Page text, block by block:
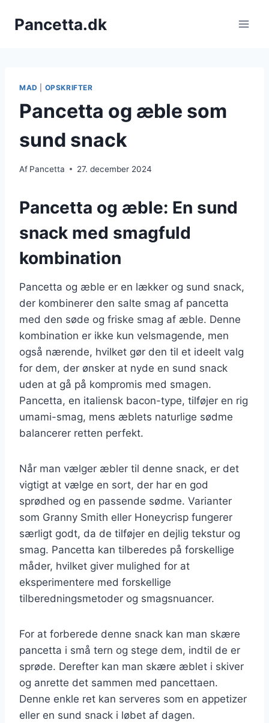
Pancetta.dk
MAD OPSKRIFTER
Pancetta og æble som
sund snack
Af Pancetta 27. december 2024
Pancetta og æble: En sund
snack med smagfuld
kombination
Pancetta og æble er en lækker og sund snack,
der kombinerer den salte smag af pancetta
med den søde og friske smag af æble. Denne
kombination er ikke kun velsmagende, men
også nærende, hvilket gør den til et ideelt valg
for dem, der ønsker at nyde en sund snack
uden at gå på kompromis med smagen.
Pancetta, en italiensk bacon-type, tilføjer en rig
umami-smag, mens æblets naturlige sødme
balancerer retten perfekt.
Når man vælger æbler til denne snack, er det
vigtigt at vælge en sort, der har en god
sprødhed og en passende sødme. Varianter
som Granny Smith eller Honeycrisp fungerer
særligt godt, da de tilføjer en dejlig tekstur og
smag. Pancetta kan tilberedes på forskellige
måder, hvilket giver mulighed for at
eksperimentere med forskellige
tilberedningsmetoder og smagsnuancer.
For at forberede denne snack kan man skære
pancetta i små tern og stege dem, indtil de er
sprøde. Derefter kan man skære æblet i skiver
og anrette det sammen med pancettaen.
Denne enkle ret kan serveres som en appetizer
eller en sund snack i løbet af dagen.